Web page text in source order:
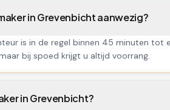
in Grevenbicht aanwezig?
is in de regel binnen 45 minuten tot
bij spoed krijgt u altijd voorrang.
in Grevenbicht?